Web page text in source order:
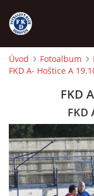
ÚVOD
FKD A
FKD B
Úvod Fotoalbum
FKD A- Hoštice A
FKD
FKD